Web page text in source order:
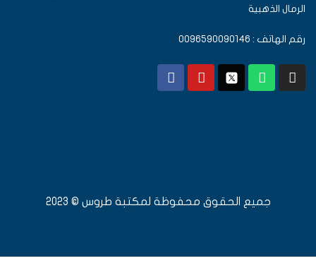
الرمال الذهبية
رقم الهاتف : 0096590090146
جميع الحقوق محفوظة لمكتبة طروس © 2023